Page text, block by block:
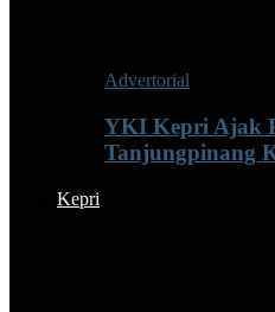
Advertorial
YKI Kepri Ajak
Tanjungpinang
Kepri